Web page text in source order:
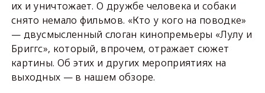
их и уничтожает. О дружбе человека и собаки
снято немало фильмов. «Кто у кого на поводке»
— двусмысленный слоган кинопремьеры «Лулу и
Бриггс», который, впрочем, отражает сюжет
картины. Об этих и других мероприятиях на
выходных — в нашем обзоре.